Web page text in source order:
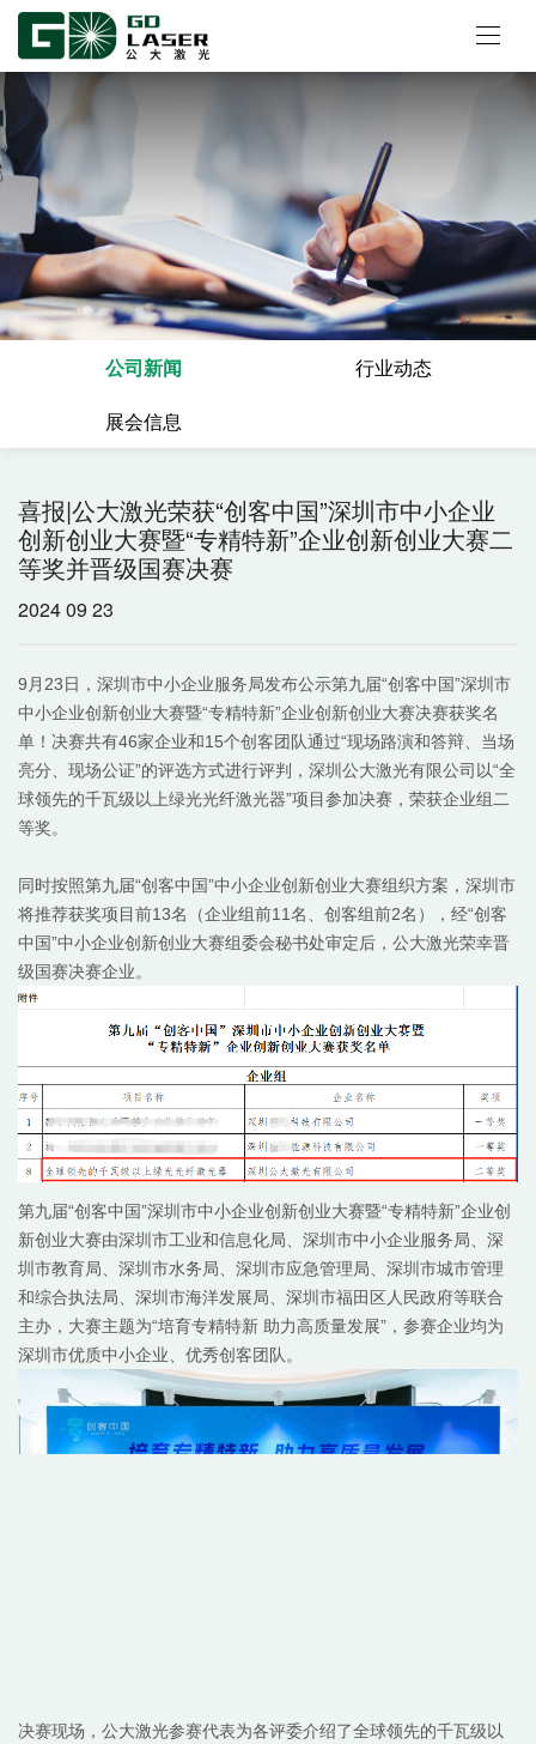
公司新闻
行业动态
展会信息
喜报|公大激光荣获“创客中国”深圳市中小企业
创新创业大赛暨“专精特新”企业创新创业大赛二
等奖并晋级国赛决赛
2024 09 23
9月23日，深圳市中小企业服务局发布公示第九届“创客中国”深圳市
中小企业创新创业大赛暨“专精特新”企业创新创业大赛决赛获奖名
单！决赛共有46家企业和15个创客团队通过“现场路演和答辩、当场
亮分、现场公证”的评选方式进行评判，深圳公大激光有限公司以“全
球领先的千瓦级以上绿光光纤激光器”项目参加决赛，荣获企业组二
等奖。
同时按照第九届“创客中国”中小企业创新创业大赛组织方案，深圳市
将推荐获奖项目前13名（企业组前11名、创客组前2名），经“创客
中国”中小企业创新创业大赛组委会秘书处审定后，公大激光荣幸晋
级国赛决赛企业。
第九届“创客中国”深圳市中小企业创新创业大赛暨“专精特新”企业创
新创业大赛由深圳市工业和信息化局、深圳市中小企业服务局、深
圳市教育局、深圳市水务局、深圳市应急管理局、深圳市城市管理
和综合执法局、深圳市海洋发展局、深圳市福田区人民政府等联合
主办，大赛主题为“培育专精特新 助力高质量发展”，参赛企业均为
深圳市优质中小企业、优秀创客团队。
决赛现场，公大激光参赛代表为各评委介绍了全球领先的千瓦级以